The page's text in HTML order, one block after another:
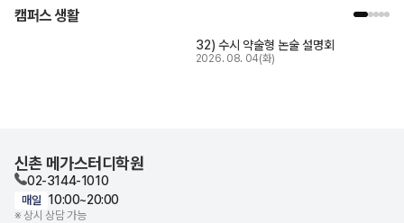
캠퍼스 생활
32) 수시 약술형 논술 설명회
2026. 08. 04(화)
신촌 메가스터디학원
02-3144-1010
매일 10:00~20:00
※ 상시 상담 가능